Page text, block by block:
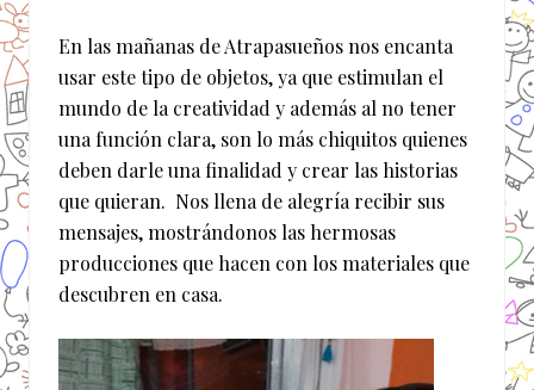
En las mañanas de Atrapasueños nos encanta
usar este tipo de objetos, ya que estimulan el
mundo de la creatividad y además al no tener
una función clara, son lo más chiquitos quienes
deben darle una finalidad y crear las historias
que quieran. Nos llena de alegría recibir sus
mensajes, mostrándonos las hermosas
producciones que hacen con los materiales que
descubren en casa.